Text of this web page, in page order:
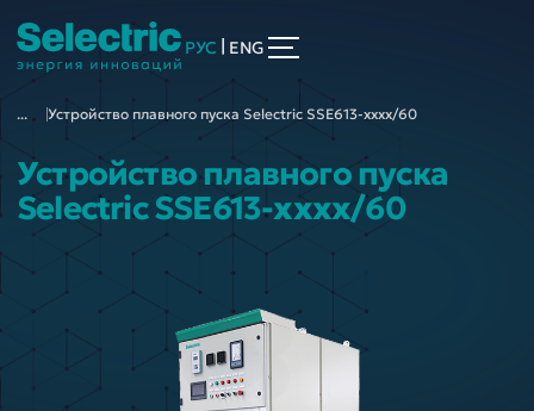
РУС ENG
... Устройство плавного пуска Selectric SSE613-хххх/60
Устройство плавного пуска
Selectric SSE613-хххх/60